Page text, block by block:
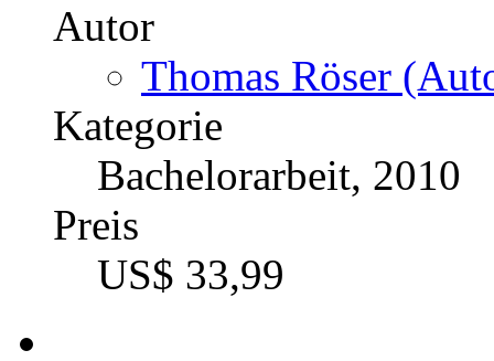
Autor
Thomas Röser
Kategorie
Bachelorarbeit, 2010
Preis
US$ 33,99